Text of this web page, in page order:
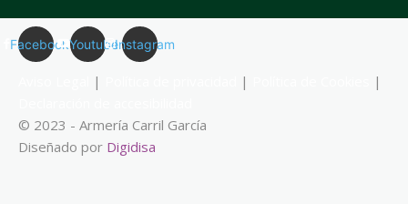
FacebookYoutubeInstagram
| |
|
© 2023 - Armería Carril García
Diseñado por Digidisa